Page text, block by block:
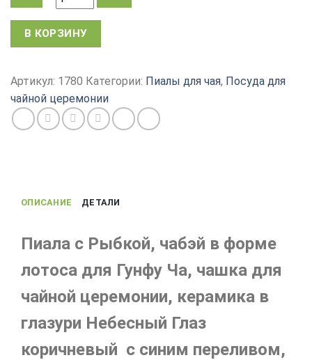
Количество
для
чая
Карп
Кои,
переливом,
мл
В КОРЗИНУ
Артикул: 1780 Категории: Пиалы для чая, Посуда для
чайной церемонии
ОПИСАНИЕ ДЕТАЛИ
Пиала с Рыбкой, чабэй в форме
лотоса для Гунфу Ча, чашка для
чайной церемонии, керамика в
глазури Небесный Глаз
коричневый с синим переливом,